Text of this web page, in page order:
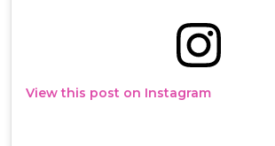
View this post on Instagram